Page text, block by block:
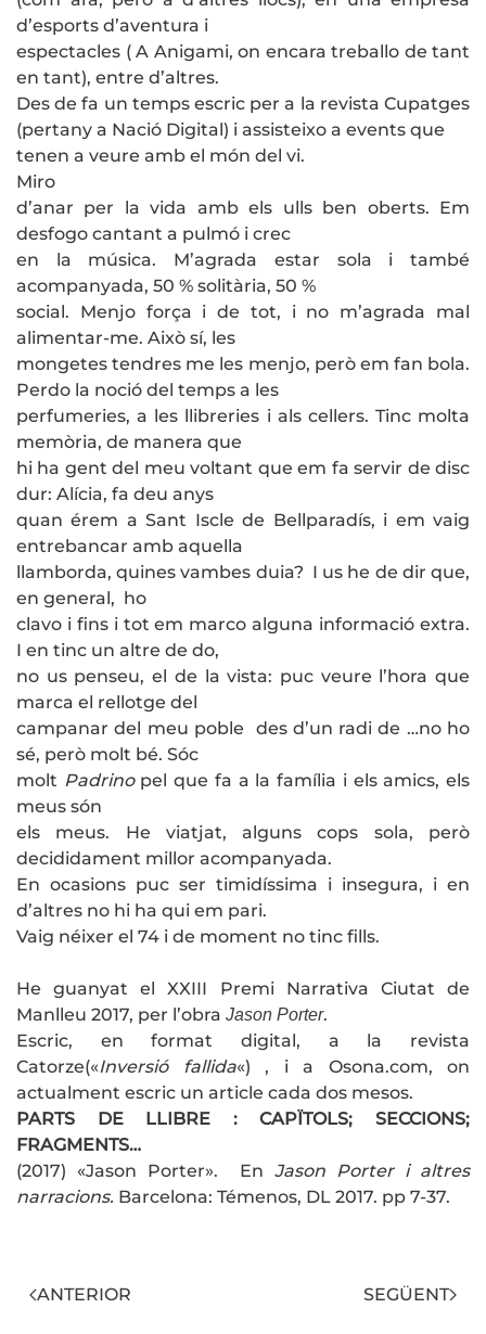
d’esports d’aventura i
espectacles ( A Anigami, on encara treballo de tant
en tant), entre d’altres.
Des de fa un temps escric per a la revista Cupatges
(pertany a Nació Digital) i assisteixo a events que
tenen a veure amb el món del vi.
Miro
d’anar per la vida amb els ulls ben oberts. Em
desfogo cantant a pulmó i crec
en la música. M’agrada estar sola i també
acompanyada, 50 % solitària, 50 %
social. Menjo força i de tot, i no m’agrada mal
alimentar-me. Això sí, les
mongetes tendres me les menjo, però em fan bola.
Perdo la noció del temps a les
perfumeries, a les llibreries i als cellers. Tinc molta
memòria, de manera que
hi ha gent del meu voltant que em fa servir de disc
dur: Alícia, fa deu anys
quan érem a Sant Iscle de Bellparadís, i em vaig
entrebancar amb aquella
llamborda, quines vambes duia? I us he de dir que,
en general, ho
clavo i fins i tot em marco alguna informació extra.
I en tinc un altre de do,
no us penseu, el de la vista: puc veure l’hora que
marca el rellotge del
campanar del meu poble des d’un radi de …no ho
sé, però molt bé. Sóc
molt Padrinopel que fa a la família i els amics, els
meus són
els meus. He viatjat, alguns cops sola, però
decididament millor acompanyada.
En ocasions puc ser timidíssima i insegura, i en
d’altres no hi ha qui em pari.
Vaig néixer el 74 i de moment no tinc fills.
He guanyat el XXIII Premi Narrativa Ciutat de
Manlleu 2017, per l’obra Jason Porter.
Escric, en format digital, a la revista
Catorze(«Inversió fallida«) , i a Osona.com, on
actualment escric un article cada dos mesos.
PARTS DE LLIBRE : CAPÏTOLS; SECCIONS;
FRAGMENTS…
(2017) «Jason Porter». En Jason Porter i altres
narracions. Barcelona: Témenos, DL 2017. pp 7-37.
ANTERIOR SEGÜENT